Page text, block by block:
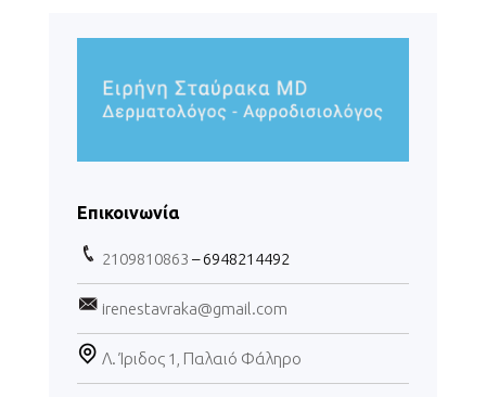
Επικοινωνία
2109810863 – 6948214492
irenestavraka@gmail.com
Λ. Ίριδος 1, Παλαιό Φάληρο